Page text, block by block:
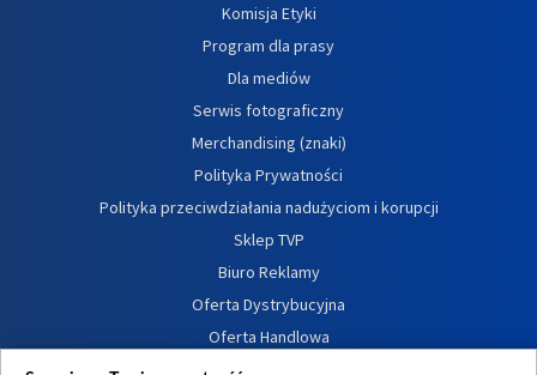
Komisja Etyki
Program dla prasy
Dla mediów
Serwis fotograficzny
Merchandising (znaki)
Polityka Prywatności
Polityka przeciwdziałania nadużyciom i korupcji
Sklep TVP
Biuro Reklamy
Oferta Dystrybucyjna
Oferta Handlowa
Dostępność